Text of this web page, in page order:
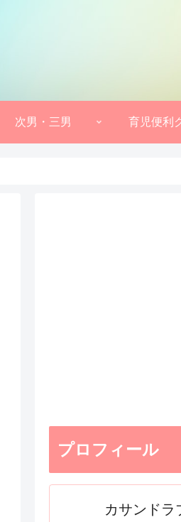
次男・三男 育児便利
プロフィール
カサンドラ